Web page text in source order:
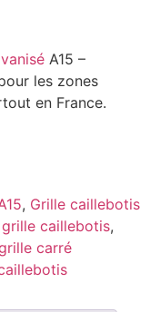
A15 –
les zones
en France.
, Grille caillebotis
grille caillebotis,
carré